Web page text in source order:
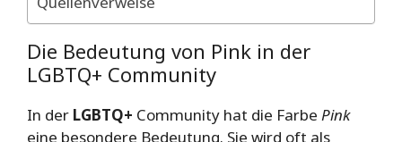
Die Bedeutung von Pink in der
LGBTQ+ Community
In der LGBTQ+ Community hat die Farbe Pink
eine besondere Bedeutung. Sie wird oft als